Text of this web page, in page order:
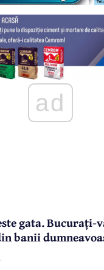
ad
gata. Bucurați-
banii